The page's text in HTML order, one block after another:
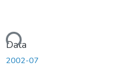
Data
2002-07